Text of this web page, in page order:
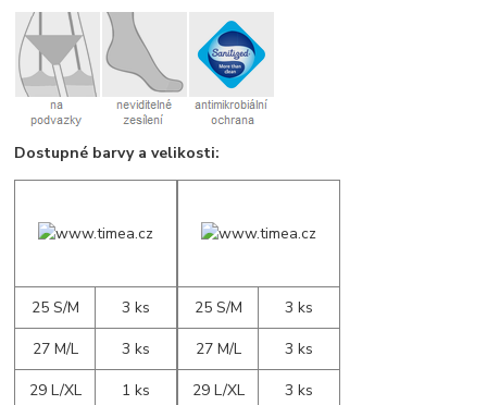
Dostupné barvy a velikosti:
25 S/M
3 ks
27 M/L
3 ks
29 L/XL
1 ks
25 S/M
3 ks
27 M/L
3 ks
29 L/XL
3 ks